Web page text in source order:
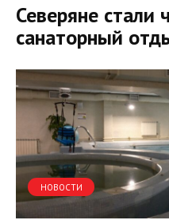
Северяне стали
санаторный
НОВОСТИ